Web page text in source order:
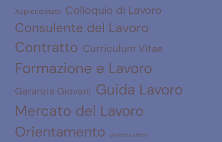
Apprendistato Colloquio di Lavoro
Consulente del Lavoro
Contratto Curriculum Vitae
Formazione e Lavoro
Garanzia Giovani Guida Lavoro
Mercato del Lavoro
Orientamento politiche attive